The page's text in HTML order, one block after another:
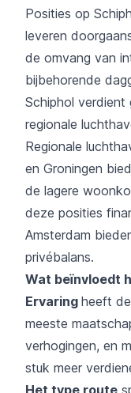
Posities op
leveren
de omvang van
bijbehorende
Schiphol verdient
regionale
Regionale
en Groningen
de lagere
deze posities
Amsterdam
privébalans.
Wat beïnvloedt
Ervaring heeft
meeste
verhogingen, en
stuk meer
Het type route